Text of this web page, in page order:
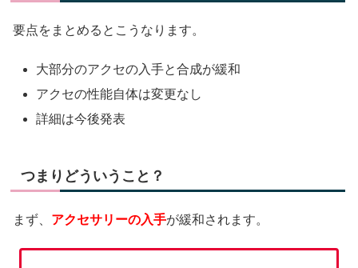
要点をまとめるとこうなります。
大部分のアクセの入手と合成が緩和
アクセの性能自体は変更なし
詳細は今後発表
つまりどういうこと？
まず、 アクセサリーの入手が緩和されます。